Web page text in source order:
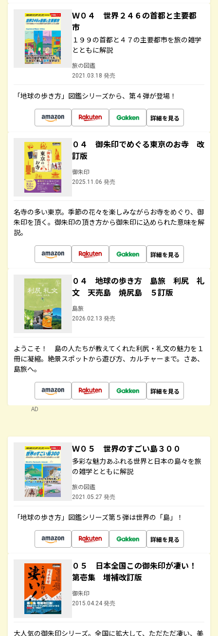
Ｗ０４ 世界２４６の首都と主要都
市
１９９の首都と４７の主要都市を旅の雑学
とともに解説
旅の図鑑
2021.03.18 発売
「地球の歩き方」図鑑シリーズから、第４弾が登場！
詳細を見る
０４ 御朱印でめぐる東京のお寺 改
訂版
御朱印
2025.11.06 発売
名寺の多い東京。季節の花々を楽しみながらお寺をめぐり、御
朱印を頂く。御朱印の頂き方から御朱印に込められた意味を解
説。
詳細を見る
０４ 地球の歩き方 島旅 利尻 礼
文 天売島 焼尻島 ５訂版
島旅
2026.02.13 発売
ようこそ！ 島の人たちが教えてくれた利尻・礼文の魅力を１
冊に凝縮。絶景スポットから遊び方、カルチャーまで。さあ、
島旅へ。
詳細を見る
AD
Ｗ０５ 世界のすごい島３００
多彩な魅力あふれる世界と日本の島々を旅
の雑学とともに解説
旅の図鑑
2021.05.27 発売
「地球の歩き方」図鑑シリーズ第５弾は世界の「島」！
詳細を見る
０５ 日本全国この御朱印が凄い！
第壱集 増補改訂版
御朱印
2015.04.24 発売
大人気の御朱印シリーズ。全国に拡大して、ただただ凄い、美